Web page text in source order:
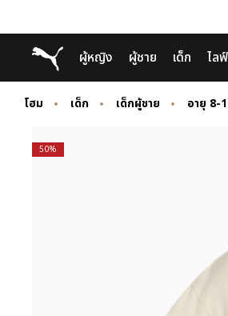
to
Main
content
to
Footer
Content
Puma โฮม
ผู้หญิง ผู้ชาย เด็ก ไล
โฮม เด็ก เด็กผู้ชาย อายุ 8-
50%